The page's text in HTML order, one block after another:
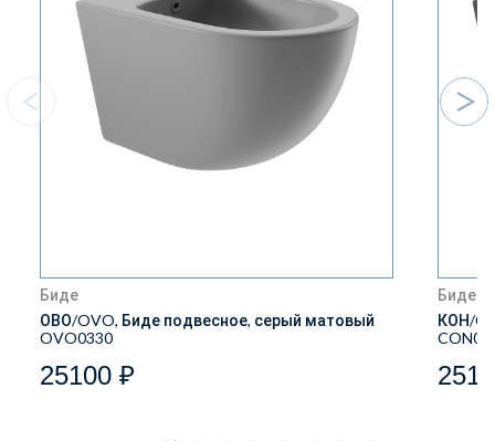
Биде
ОВО/OVO, Биде подвесное, серый матовый
OVO0330
25100 ₽
Биде
КОН/